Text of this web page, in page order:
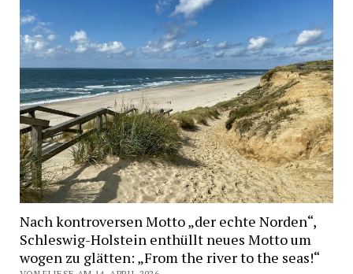
Nach kontroversen Motto „der echte Norden“,
Schleswig-Holstein enthüllt neues Motto um
wogen zu glätten: „From the river to the seas!“